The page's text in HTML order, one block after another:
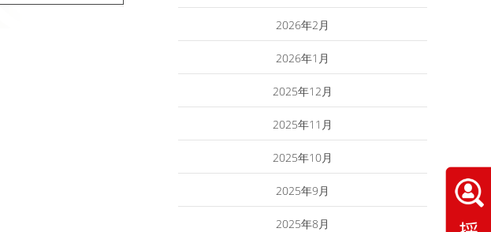
2026年2月
2026年1月
2025年12月
2025年11月
2025年10月
2025年9月
2025年8月